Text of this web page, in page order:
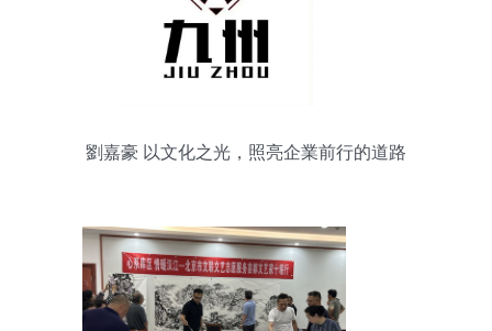
劉嘉豪 以文化之光，照亮企業前行的道路